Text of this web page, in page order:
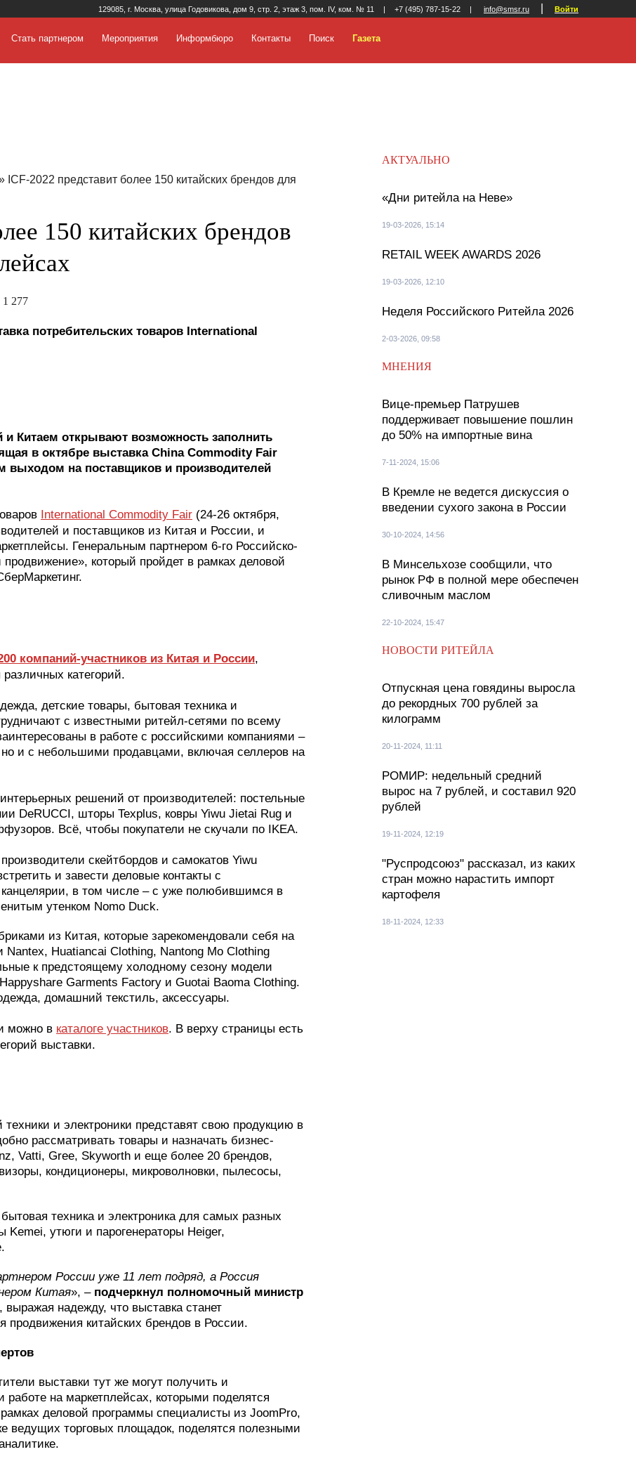
129085, г. Москва, улица Годовикова, дом 9, стр. 2, этаж 3, пом. IV, ком. № 11 | +7 (495) 787-15-22 | info@smsr.ru Войти
Стать партнером Мероприятия Информбюро Контакты Поиск Газета
ICF-2022 представит более 150 китайских брендов для
150 китайских брендов
277
потребительских товаров International
Китаем открывают возможность заполнить
в октябре выставка China Commodity Fair
выходом на поставщиков и производителей
International Commodity Fair (24-26 октября,
и поставщиков из Китая и России, и
Генеральным партнером 6-го Российско-
который пройдет в рамках деловой
компаний-участников из Китая и России,
категорий.
детские товары, бытовая техника и
с известными ритейл-сетями по всему
в работе с российскими компаниями –
и с небольшими продавцами, включая селлеров на
решений от производителей: постельные
DeRUCCI, шторы Texplus, ковры Yiwu Jietai Rug и
Всё, чтобы покупатели не скучали по IKEA.
скейтбордов и самокатов Yiwu
и завести деловые контакты с
в том числе – с уже полюбившимся в
утенком Nomo Duck.
из Китая, которые зарекомендовали себя на
Huatiancai Clothing, Nantong Mo Clothing
к предстоящему холодному сезону модели
Garments Factory и Guotai Baoma Clothing.
домашний текстиль, аксессуары.
можно в каталоге участников. В верху страницы есть
выставки.
и электроники представят свою продукцию в
рассматривать товары и назначать бизнес-
Vatti, Gree, Skyworth и еще более 20 брендов,
кондиционеры, микроволновки, пылесосы,
техника и электроника для самых разных
утюги и парогенераторы Heiger,
России уже 11 лет подряд, а Россия
Китая», – подчеркнул полномочный министр
, выражая надежду, что выставка станет
китайских брендов в России.
выставки тут же могут получить и
на маркетплейсах, которыми поделятся
деловой программы специалисты из JoomPro,
ведущих торговых площадок, поделятся полезными
АКТУАЛЬНО
«Дни ритейла на Неве»
19-03-2026, 15:14
RETAIL WEEK AWARDS 2026
19-03-2026, 12:10
Неделя Российского Ритейла 2026
2-03-2026, 09:58
МНЕНИЯ
Вице-премьер Патрушев
поддерживает повышение пошлин
до 50% на импортные вина
7-11-2024, 15:06
В Кремле не ведется дискуссия о
введении сухого закона в России
30-10-2024, 14:56
В Минсельхозе сообщили, что
рынок РФ в полной мере обеспечен
сливочным маслом
22-10-2024, 15:47
НОВОСТИ РИТЕЙЛА
Отпускная цена говядины выросла
до рекордных 700 рублей за
килограмм
20-11-2024, 11:11
РОМИР: недельный средний
вырос на 7 рублей, и составил 920
рублей
19-11-2024, 12:19
"Руспродсоюз" рассказал, из каких
стран можно нарастить импорт
картофеля
18-11-2024, 12:33